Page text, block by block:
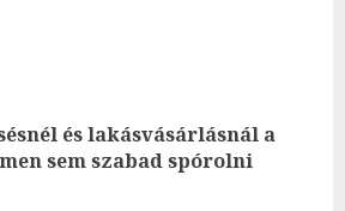
és lakásvásárlásnál a
sem szabad spórolni